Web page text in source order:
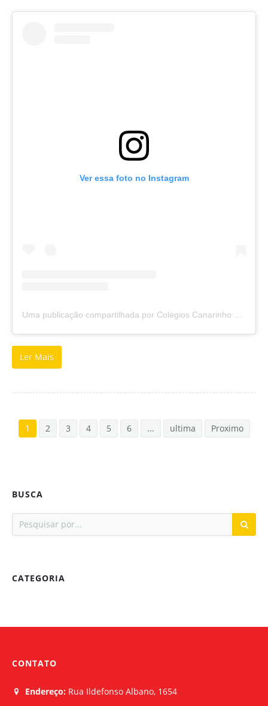
Ver essa foto no Instagram
Uma publicação compartilhada por Colégios Canarinho e Sapiens (@colegioscanarinhoesapiens)
Ler Mais
1 2 3 4 5 6 ... ultima Proximo
BUSCA
CATEGORIA
CONTATO
Endereço: Rua Ildefonso Albano, 1654